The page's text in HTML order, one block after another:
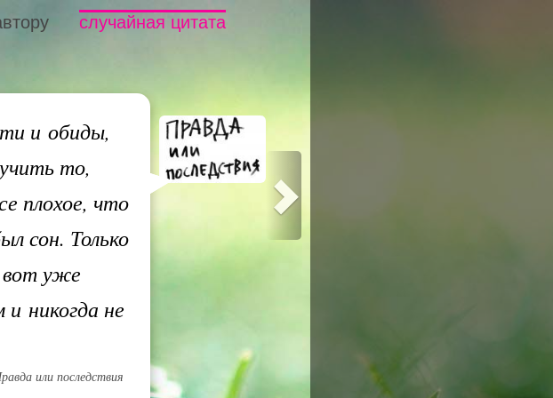
случайная цитата
и обиды,
то,
плохое, что
сон. Только
уже
никогда не
или последствия